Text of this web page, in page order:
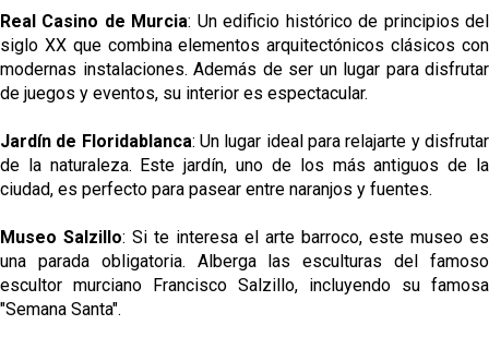
Real Casino de Murcia: Un edificio histórico de principios del
siglo XX que combina elementos arquitectónicos clásicos con
modernas instalaciones. Además de ser un lugar para disfrutar
de juegos y eventos, su interior es espectacular.
Jardín de Floridablanca: Un lugar ideal para relajarte y disfrutar
de la naturaleza. Este jardín, uno de los más antiguos de la
ciudad, es perfecto para pasear entre naranjos y fuentes.
Museo Salzillo: Si te interesa el arte barroco, este museo es
una parada obligatoria. Alberga las esculturas del famoso
escultor murciano Francisco Salzillo, incluyendo su famosa
"Semana Santa".